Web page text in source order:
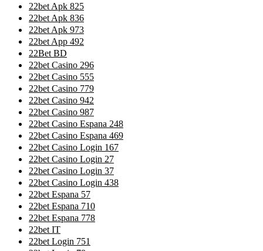
22bet Apk 825
22bet Apk 836
22bet Apk 973
22bet App 492
22Bet BD
22bet Casino 296
22bet Casino 555
22bet Casino 779
22bet Casino 942
22bet Casino 987
22bet Casino Espana 248
22bet Casino Espana 469
22bet Casino Login 167
22bet Casino Login 27
22bet Casino Login 37
22bet Casino Login 438
22bet Espana 57
22bet Espana 710
22bet Espana 778
22bet IT
22bet Login 751